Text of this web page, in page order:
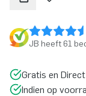
JB heeft 61
Gratis en
Indien op